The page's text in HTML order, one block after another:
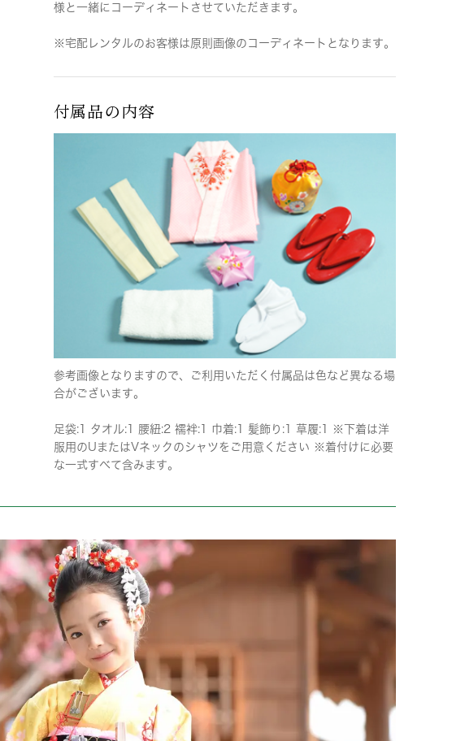
様と一緒にコーディネートさせていただきます。
※宅配レンタルのお客様は原則画像のコーディネートとなります。
付属品の内容
参考画像となりますので、ご利用いただく付属品は色など異なる場
合がございます。
足袋:1 タオル:1 腰紐:2 襦袢:1 巾着:1 髪飾り:1 草履:1 ※下着は洋
服用のUまたはVネックのシャツをご用意ください ※着付けに必要
な一式すべて含みます。